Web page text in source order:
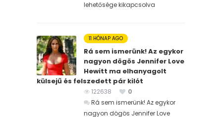
lehetősége kikapcsolva
11 HÓNAP AGO
Rá sem ismerünk! Az egykor
nagyon dögös Jennifer Love
Hewitt ma elhanyagolt
külsejű és felszedett pár kilót
122638
0
Rá sem ismerünk! Az egykor
nagyon dögös Jennifer Love